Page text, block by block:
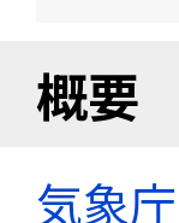
概要
気象